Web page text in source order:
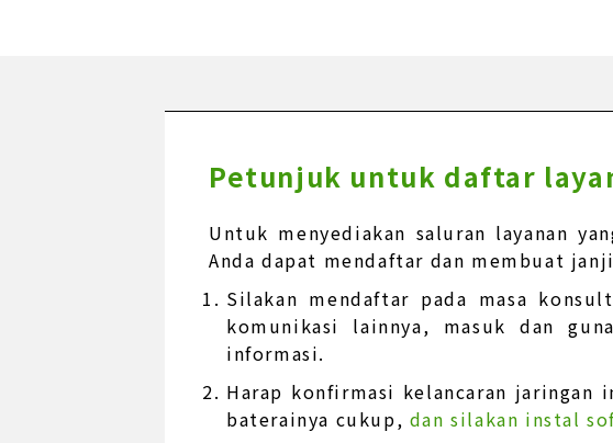
Petunjuk untuk daftar
Untuk menyediakan saluran layanan
Anda dapat mendaftar dan membuat
Silakan mendaftar pada masa
komunikasi lainnya, masuk dan
informasi.
Harap konfirmasi kelancaran jaringan
baterainya cukup, dan silakan instal